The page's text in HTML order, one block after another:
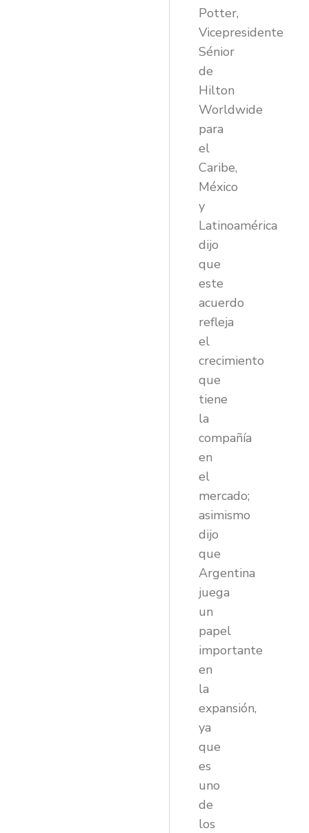
Potter,
Vicepresidente
Sénior
de
Hilton
Worldwide
para
el
Caribe,
México
y
Latinoamérica
dijo
que
este
acuerdo
refleja
el
crecimiento
que
tiene
la
compañía
en
el
mercado;
asimismo
dijo
que
Argentina
juega
un
papel
importante
en
la
expansión,
ya
que
es
uno
de
los